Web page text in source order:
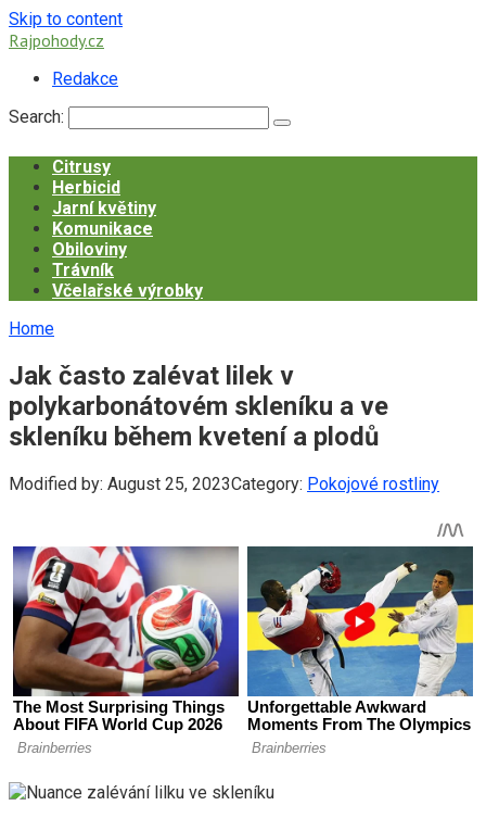
Skip to content
Rajpohody.cz
Redakce
Search:
Citrusy
Herbicid
Jarní květiny
Komunikace
Obiloviny
Trávník
Včelařské výrobky
Home
Jak často zalévat lilek v
polykarbonátovém skleníku a ve
skleníku během kvetení a plodů
Modified by: August 25, 2023Category: Pokojové rostliny